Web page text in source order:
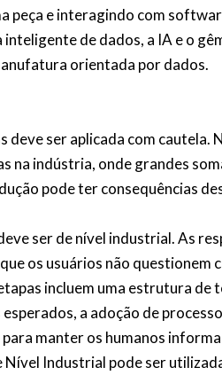
peça e interagindo com
de dados, a IA e o
orientada por dados.
ser aplicada com cautela.
na indústria, onde grandes
pode ter consequências
ser de nível industrial. As
os usuários não questionem
incluem uma estrutura de
a adoção de
manter os humanos
Industrial pode ser